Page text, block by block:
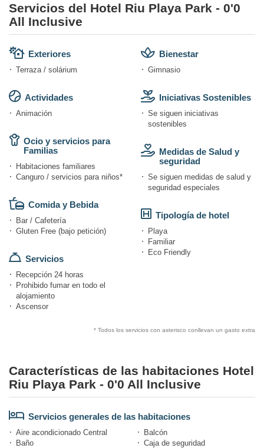
Servicios del Hotel Riu Playa Park - 0'0
All Inclusive
Exteriores
Terraza / solárium
Actividades
Animación
Ocio y servicios para
Familias
Habitaciones familiares
Canguro / servicios para niños*
Comida y Bebida
Bar / Cafetería
Gluten Free (bajo petición)
Servicios
Recepción 24 horas
Prohibido fumar en todo el
alojamiento
Ascensor
Bienestar
Gimnasio
Iniciativas Sostenibles
Se siguen iniciativas
sostenibles
Medidas de Salud y
seguridad
Se siguen medidas de salud y
seguridad especiales
Tipología de hotel
Playa
Familiar
Eco Friendly
* Todos los servicios con asterisco conllevan un gasto extra
Características de las habitaciones Hotel
Riu Playa Park - 0'0 All Inclusive
Servicios generales de las habitaciones
Aire acondicionado Central
Balcón
Baño
Caja de seguridad